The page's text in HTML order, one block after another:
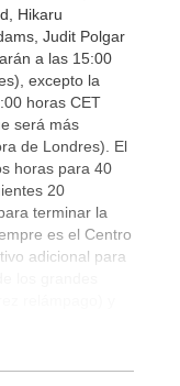
Hikaru
Judit Polgar
a las 15:00
excepto la
horas CET
será más
de Londres). El
horas para 40
20
terminar la
es el Centro
adicional para